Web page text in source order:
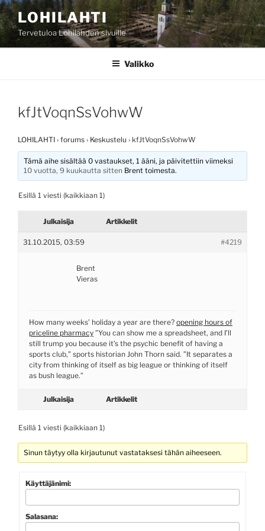
Siirry
sisältöönLOHILAHTI
Tervetuloa Lohilahden sivuille
Valikko
kfJtVoqnSsVohwW
LOHILAHTI › forums › Keskustelu › kfJtVoqnSsVohwW
Tämä aihe sisältää 0 vastaukset, 1 ääni, ja päivitettiin viimeksi
10 vuotta, 9 kuukautta sitten Brent toimesta.
Esillä 1 viesti (kaikkiaan 1)
Julkaisija Artikkelit
31.10.2015, 03:59 #4219
Brent
Vieras
How many weeks’ holiday a year are there? opening hours of
priceline pharmacy ”You can show me a spreadsheet, and I’ll
still trump you because it’s the psychic benefit of having a
sports club,” sports historian John Thorn said. ”It separates a
city from thinking of itself as big league or thinking of itself
as bush league.”
Julkaisija Artikkelit
Esillä 1 viesti (kaikkiaan 1)
Sinun täytyy olla kirjautunut vastataksesi tähän aiheeseen.
Käyttäjänimi:
Salasana: